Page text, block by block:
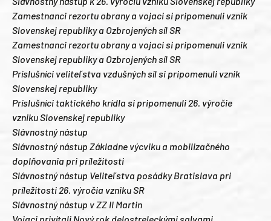
Zamestnanci rezortu obrany a vojaci si pripomenuli vznik
Slovenskej republiky a Ozbrojených síl SR
Zamestnanci rezortu obrany a vojaci si pripomenuli vznik
Slovenskej republiky a Ozbrojených síl SR
Príslušníci veliteľstva vzdušných síl si pripomenuli vznik
Slovenskej republiky
Príslušníci taktického krídla si pripomenuli 26. výročie
vzniku Slovenskej republiky
Slávnostný nástup
Slávnostný nástup Základne výcviku a mobilizačného
doplňovania pri príležitosti
Slávnostný nástup Veliteľstva posádky Bratislava pri
príležitosti 26. výročia vzniku SR
Slávnostný nástup v ZZ II Martin